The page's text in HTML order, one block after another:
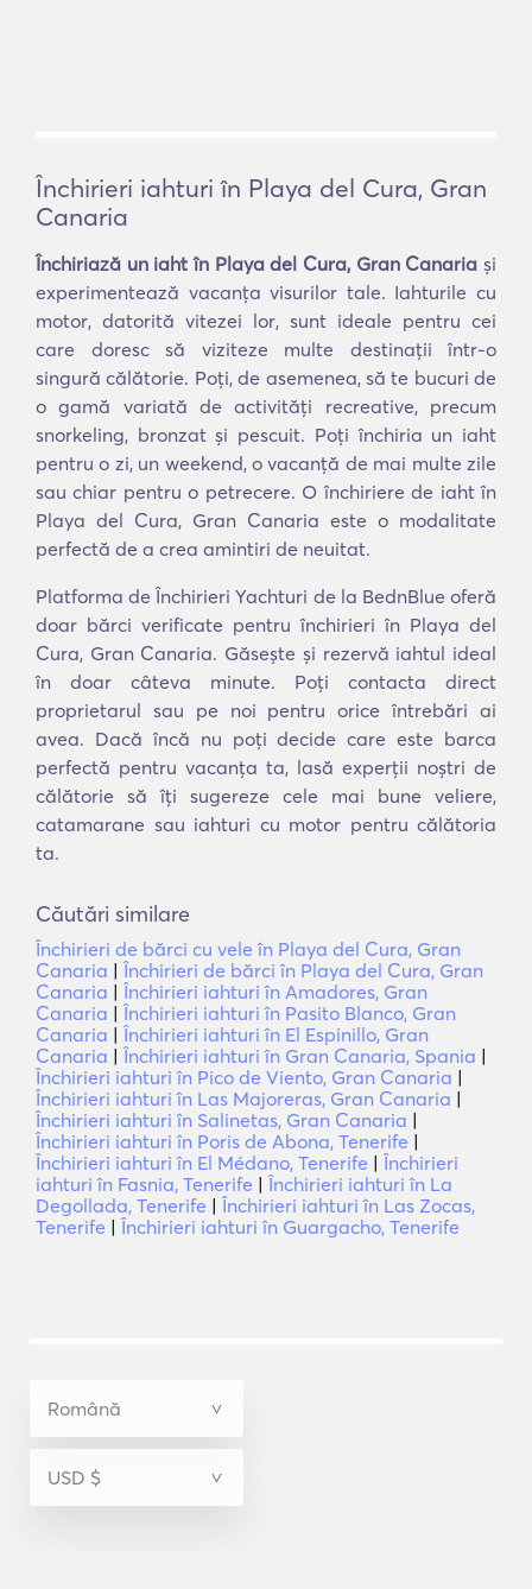
Închirieri iahturi în Playa del Cura, Gran
Canaria
Închiriază un iaht în Playa del Cura, Gran Canaria și
experimentează vacanța visurilor tale. Iahturile cu
motor, datorită vitezei lor, sunt ideale pentru cei
care doresc să viziteze multe destinații într-o
singură călătorie. Poți, de asemenea, să te bucuri de
o gamă variată de activități recreative, precum
snorkeling, bronzat și pescuit. Poți închiria un iaht
pentru o zi, un weekend, o vacanță de mai multe zile
sau chiar pentru o petrecere. O închiriere de iaht în
Playa del Cura, Gran Canaria este o modalitate
perfectă de a crea amintiri de neuitat.
Platforma de Închirieri Yachturi de la BednBlue oferă
doar bărci verificate pentru închirieri în Playa del
Cura, Gran Canaria. Găsește și rezervă iahtul ideal
în doar câteva minute. Poți contacta direct
proprietarul sau pe noi pentru orice întrebări ai
avea. Dacă încă nu poți decide care este barca
perfectă pentru vacanța ta, lasă experții noștri de
călătorie să îți sugereze cele mai bune veliere,
catamarane sau iahturi cu motor pentru călătoria
ta.
Căutări similare
Închirieri de bărci cu vele în Playa del Cura, Gran
Canaria | Închirieri de bărci în Playa del Cura, Gran
Canaria | Închirieri iahturi în Amadores, Gran
Canaria | Închirieri iahturi în Pasito Blanco, Gran
Canaria | Închirieri iahturi în El Espinillo, Gran
Canaria | Închirieri iahturi în Gran Canaria, Spania |
Închirieri iahturi în Pico de Viento, Gran Canaria |
Închirieri iahturi în Las Majoreras, Gran Canaria |
Închirieri iahturi în Salinetas, Gran Canaria |
Închirieri iahturi în Poris de Abona, Tenerife |
Închirieri iahturi în El Médano, Tenerife | Închirieri
iahturi în Fasnia, Tenerife | Închirieri iahturi în La
Degollada, Tenerife | Închirieri iahturi în Las Zocas,
Tenerife | Închirieri iahturi în Guargacho, Tenerife